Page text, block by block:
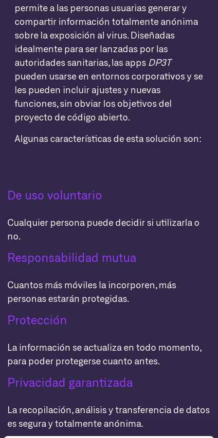
permite a las personas usuarias generar y
compartir información totalmente anónima
sobre la exposición al virus. Diseñadas
idealmente para ser lanzadas por las
autoridades sanitarias, las apps DP3T
pueden usarse en entornos corporativos y se
les pueden incluir ajustes y nuevas
funciones, sin obviar los objetivos del
proyecto de código abierto.
Algunas características de esta solución son:
De uso voluntario
Cualquier persona puede decidir si utilizarla o
no.
Responsabilidad mutua
Cuantos más móviles la incorporen, más
personas estarán protegidas.
Protección
La información se actualiza en todo momento,
para poder protegerse cuanto antes.
Privacidad garantizada
La recopilación, análisis y transferencia de datos
es segura y totalmente anónima.